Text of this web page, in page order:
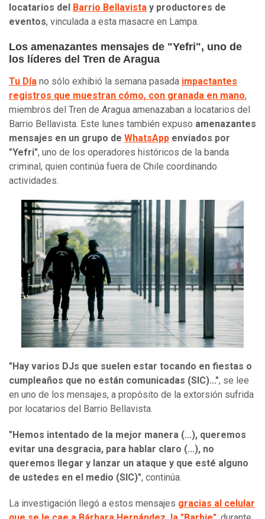
locatarios del Barrio Bellavista y productores de
eventos, vinculada a esta masacre en Lampa.
Los amenazantes mensajes de "Yefri", uno de
los líderes del Tren de Aragua
Tu Día no sólo exhibió la semana pasada impactantes
registros que muestran cómo, con granada en mano,
miembros del Tren de Aragua amenazaban a locatarios del
Barrio Bellavista. Este lunes también expuso amenazantes
mensajes en un grupo de WhatsApp enviados por
"Yefri", uno de los operadores históricos de la banda
criminal, quien continúa fuera de Chile coordinando
actividades.
"Hay varios DJs que suelen estar tocando en fiestas o
cumpleaños que no están comunicadas (SIC)...", se lee
en uno de los mensajes, a propósito de la extorsión sufrida
por locatarios del Barrio Bellavista.
"Hemos intentado de la mejor manera (...), queremos
evitar una desgracia, para hablar claro (...), no
queremos llegar y lanzar un ataque y que esté alguno
de ustedes en el medio (SIC)", continúa.
La investigación llegó a estos mensajes gracias al celular